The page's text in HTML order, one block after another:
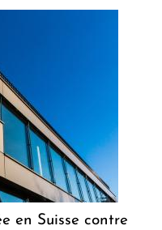
en Suisse contre